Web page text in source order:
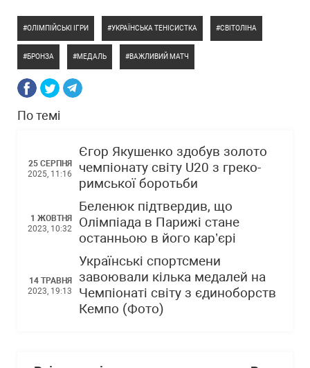
ОЛІМПІЙСЬКІ ІГРИ УКРАЇНСЬКА ТЕНІСИСТКА СВІТОЛІНА
БРОНЗА МЕДАЛЬ ВАЖЛИВИЙ МАТЧ
По темі
25 СЕРПНЯ
2025, 11:16
Єгор Якушенко здобув золото
чемпіонату світу U20 з греко-
римської боротьби
1 ЖОВТНЯ
2023, 10:32
Беленюк підтвердив, що
Олімпіада в Парижі стане
останньою в його кар’єрі
14 ТРАВНЯ
2023, 19:13
Українські спортсмени
завоювали кілька медалей на
Чемпіонаті світу з єдиноборств
Кемпо (Фото)